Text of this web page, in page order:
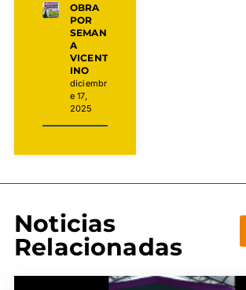
OBRA
POR
SEMAN
A
VICENT
INO
diciembr
e 17,
2025
Noticias
Relacionadas